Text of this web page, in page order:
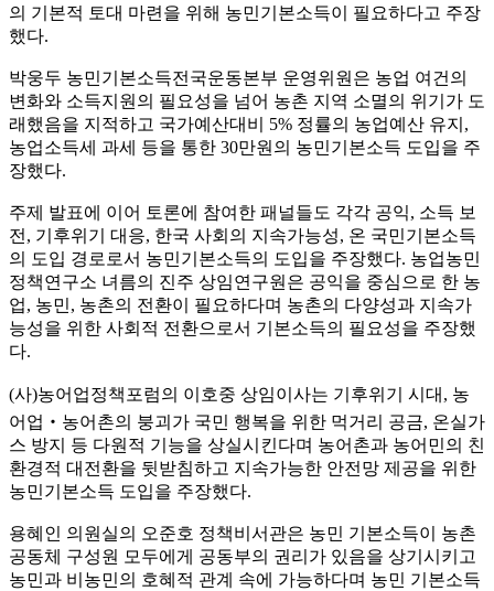
의 기본적 토대 마련을 위해 농민기본소득이 필요하다고 주장
했다.
박웅두 농민기본소득전국운동본부 운영위원은 농업 여건의
변화와 소득지원의 필요성을 넘어 농촌 지역 소멸의 위기가 도
래했음을 지적하고 국가예산대비 5% 정률의 농업예산 유지 ,
농업소득세 과세 등을 통한 30만원의 농민기본소득 도입을 주
장했다.
주제 발표에 이어 토론에 참여한 패널들도 각각 공익, 소득 보
전 , 기후위기 대응, 한국 사회의 지속가능성, 온 국민기본소득
의 도입 경로로서 농민기본소득의 도입을 주장했다. 농업농민
정책연구소 녀름의 진주 상임연구원은 공익을 중심으로 한 농
업, 농민, 농촌의 전환이 필요하다며 농촌의 다양성과 지속가
능성을 위한 사회적 전환으로서 기본소득의 필요성을 주장했
다.
(사)농어업정책포럼의 이호중 상임이사는 기후위기 시대 , 농
어업 ‧ 농어촌의 붕괴가 국민 행복을 위한 먹거리 공금, 온실가
스 방지 등 다원적 기능을 상실시킨다며 농어촌과 농어민의 친
환경적 대전환을 뒷받침하고 지속가능한 안전망 제공을 위한
농민기본소득 도입을 주장했다.
용혜인 의원실의 오준호 정책비서관은 농민 기본소득이 농촌
공동체 구성원 모두에게 공동부의 권리가 있음을 상기시키고
농민과 비농민의 호혜적 관계 속에 가능하다며 농민 기본소득